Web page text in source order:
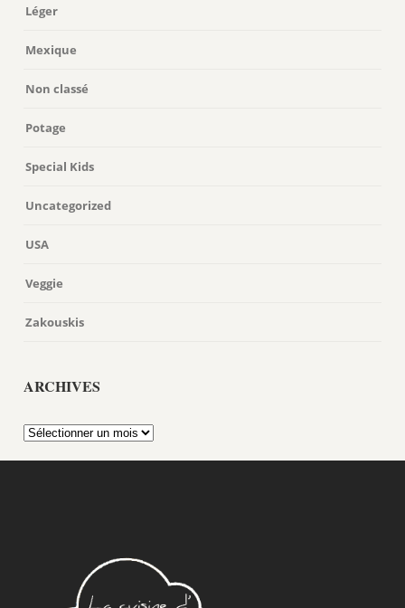
Léger
Mexique
Non classé
Potage
Special Kids
Uncategorized
USA
Veggie
Zakouskis
ARCHIVES
Archives